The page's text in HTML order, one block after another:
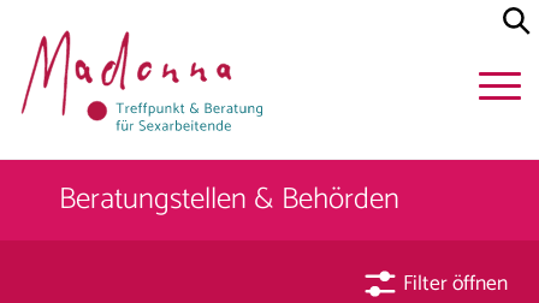
Beratungstellen & Behörden
Filter öffnen